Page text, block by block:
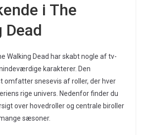
i The
Dead
Walking Dead har skabt nogle af tv-
karakterer. Den
omfatter snesevis af roller, der hver
rige univers. Nedenfor finder du
over hovedroller og centrale biroller
sæsoner.